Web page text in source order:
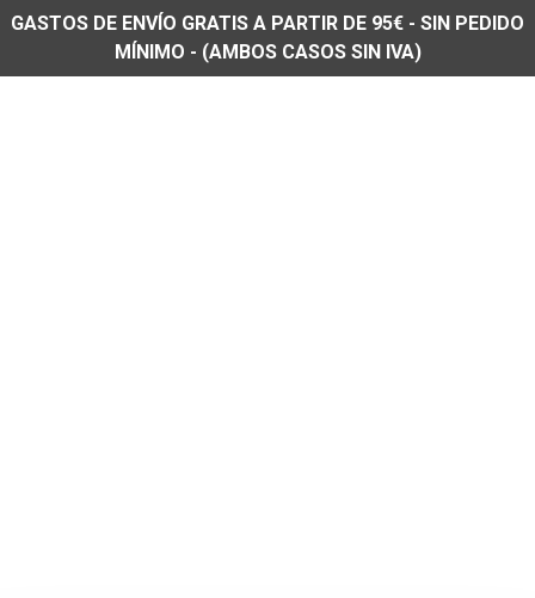
GASTOS DE ENVÍO GRATIS A PARTIR DE 95€ - SIN PEDIDO
MÍNIMO - (AMBOS CASOS SIN IVA)